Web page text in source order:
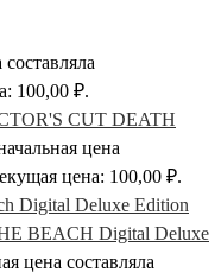
100,00 ₽.
DEATH
цена
цена: 100,00 ₽.
BEACH Digital Deluxe
цена составляла